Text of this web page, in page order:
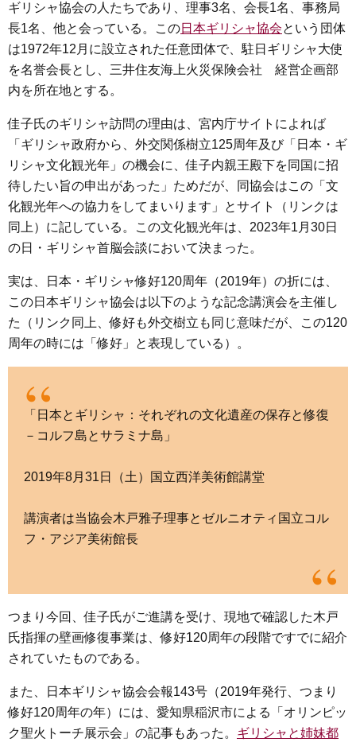
ギリシャ協会の人たちであり、理事3名、会長1名、事務局
長1名、他と会っている。この日本ギリシャ協会という団体
は1972年12月に設立された任意団体で、駐日ギリシャ大使
を名誉会長とし、三井住友海上火災保険会社 経営企画部
内を所在地とする。
佳子氏のギリシャ訪問の理由は、宮内庁サイトによれば
「ギリシャ政府から、外交関係樹立125周年及び「日本・ギ
リシャ文化観光年」の機会に、佳子内親王殿下を同国に招
待したい旨の申出があった」ためだが、同協会はこの「文
化観光年への協力をしてまいります」とサイト（リンクは
同上）に記している。この文化観光年は、2023年1月30日
の日・ギリシャ首脳会談において決まった。
実は、日本・ギリシャ修好120周年（2019年）の折には、
この日本ギリシャ協会は以下のような記念講演会を主催し
た（リンク同上、修好も外交樹立も同じ意味だが、この120
周年の時には「修好」と表現している）。
「日本とギリシャ：それぞれの文化遺産の保存と修復
－コルフ島とサラミナ島」
2019年8月31日（土）国立西洋美術館講堂
講演者は当協会木戸雅子理事とゼルニオティ国立コル
フ・アジア美術館長
つまり今回、佳子氏がご進講を受け、現地で確認した木戸
氏指揮の壁画修復事業は、修好120周年の段階ですでに紹介
されていたものである。
また、日本ギリシャ協会会報143号（2019年発行、つまり
修好120周年の年）には、愛知県稲沢市による「オリンピッ
ク聖火トーチ展示会」の記事もあった。 ギリシャと姉妹都